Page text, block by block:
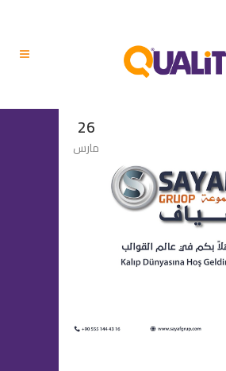
26
مارس